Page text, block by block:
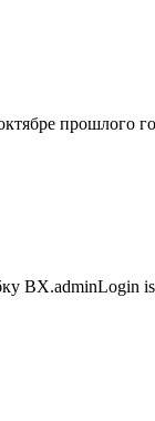
прошлого
BX.adminLogin